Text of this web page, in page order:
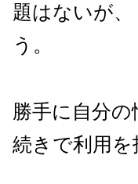
題はないが
う。
勝手に自分
続きで利用を